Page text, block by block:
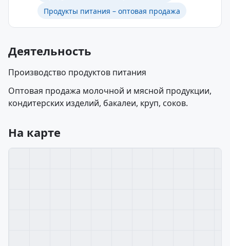
Продукты питания – оптовая продажа
Деятельность
Производство продуктов питания
Оптовая продажа молочной и мясной продукции,
кондитерских изделий, бакалеи, круп, соков.
На карте